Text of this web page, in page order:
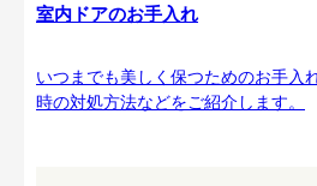
室内ドアのお手入れ
いつまでも美しく保つためのお手入
時の対処方法などをご紹介します。